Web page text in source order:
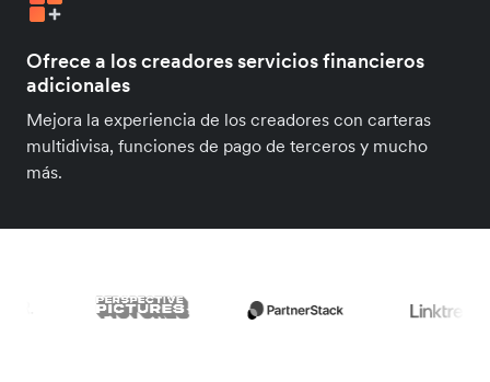
Ofrece a los creadores servicios financieros
adicionales
Mejora la experiencia de los creadores con carteras
multidivisa, funciones de pago de terceros y mucho
más.